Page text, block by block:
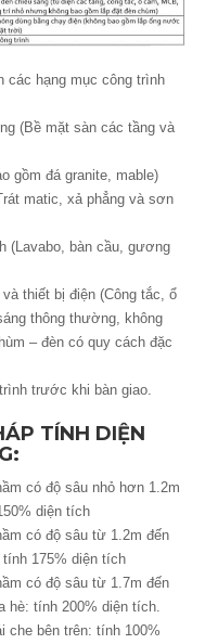
các hạng mục công trình
(Bề mặt sàn các tầng và
gồm đá granite, mable)
matic, xả phẳng và sơn
(Lavabo, bàn cầu, gương
thiết bị điện (Công tắc, ổ
thông thường, không
– đèn có quy cách đặc
trước khi bàn giao.
TÍNH DIỆN
có độ sâu nhỏ hơn 1.2m
diện tích
có độ sâu từ 1.2m đến
175% diện tích
có độ sâu từ 1.7m đến
hè: tính 200% diện tích.
che bên trên: tính 100%